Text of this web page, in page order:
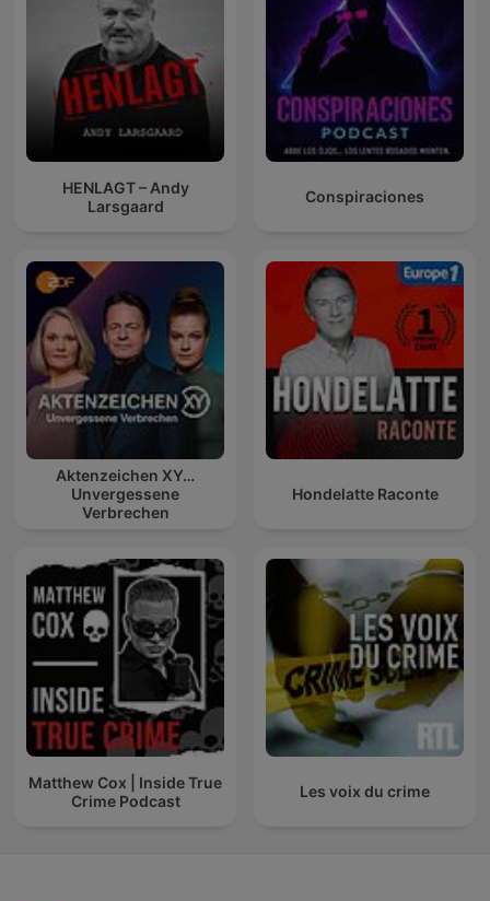
HENLAGT – Andy
Larsgaard
Conspiraciones
Aktenzeichen XY…
Unvergessene
Verbrechen
Hondelatte Raconte
Matthew Cox | Inside True
Crime Podcast
Les voix du crime